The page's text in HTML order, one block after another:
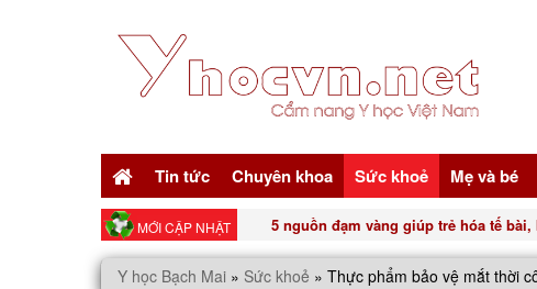
Tin tức Chuyên khoa Sức khoẻ Mẹ và bé
MỚI CẬP NHẬT 5 nguồn đạm vàng giúp trẻ hóa tế
Y học Bạch Mai » Sức khoẻ » Thực phẩm bảo vệ mắt thời